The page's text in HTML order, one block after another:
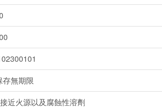
存無期限
近火源以及腐蝕性溶劑